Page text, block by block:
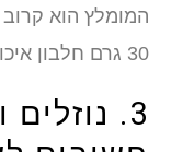
30 גרם חלבון איכותי להנעת תהליך בניית השריר.
3. נוזלים